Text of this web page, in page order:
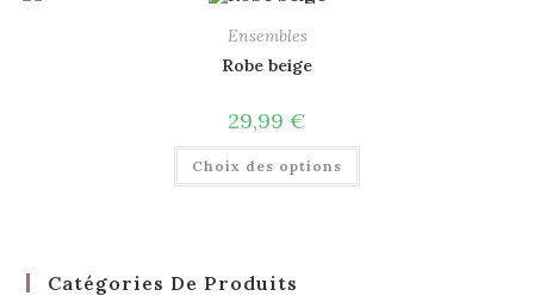
Ensembles
Robe beige
29,99 €
Choix des options
Catégories De Produits